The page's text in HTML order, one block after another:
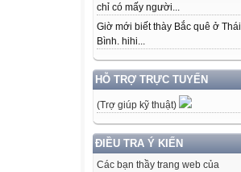
chỉ có mấy người...
Giờ mới biết thày Bắc quê ở Thái
Bình. hihi...
HỖ TRỢ TRỰC TUYẾN
(Trợ giúp kỹ thuật)
ĐIỀU TRA Ý KIẾN
Các bạn thầy trang web của